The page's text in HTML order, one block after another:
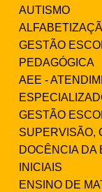
AUTISMO
GESTÃO
PEDAGÓGICA
AEE -
GESTÃO
SUPERVISÃO,
DOCÊNCIA DA
INICIAIS
ENSINO DE